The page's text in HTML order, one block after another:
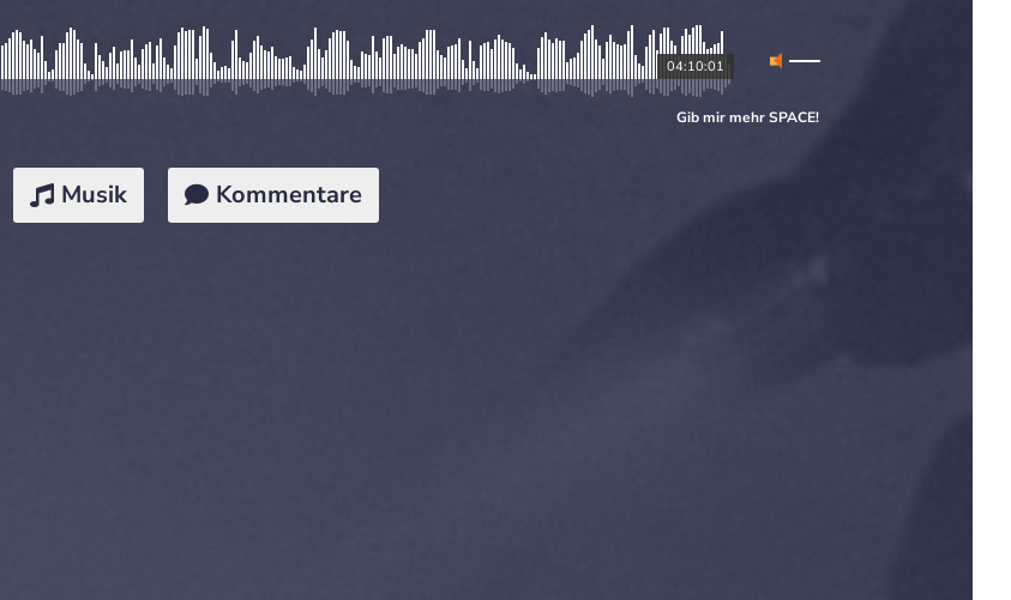
04:10:01
Gib mir mehrSPACE!
Musik Kommentare